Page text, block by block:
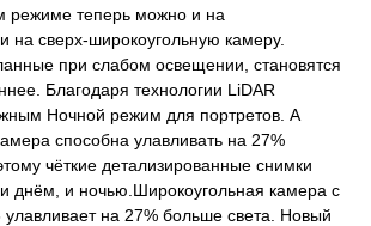
режиме теперь можно и на
на сверх-широкоугольную камеру.
при слабом освещении, становятся
Благодаря технологии LiDAR
Ночной режим для портретов. А
способна улавливать на 27%
чёткие детализированные снимки
и днём, и ночью.Широкоугольная камера с
на 27% больше света. Новый